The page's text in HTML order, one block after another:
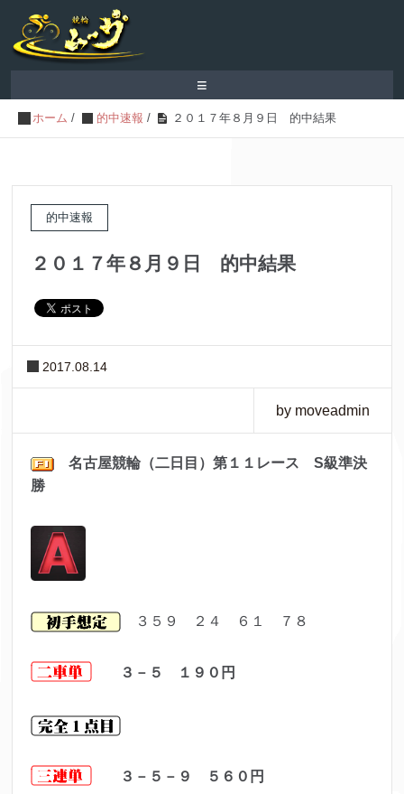
≡
ホーム / 的中速報 / ２０１７年８月９日 的中結果
的中速報
２０１７年８月９日 的中結果
2017.08.14
by moveadmin
名古屋競輪（二日目）第１１レース S級準決
勝
３５９ ２４ ６１ ７８
３－５ １９０ 円
３－５－９ ５６０ 円